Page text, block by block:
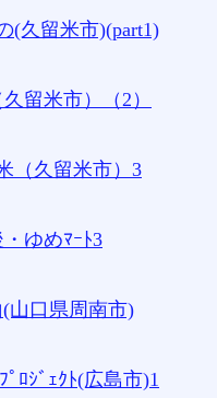
(久留米市)(part1)
留米市）（2）
（久留米市）3
・ゆめﾏｰﾄ3
(山口県周南市)
ﾟﾛｼﾞｪｸﾄ(広島市)1